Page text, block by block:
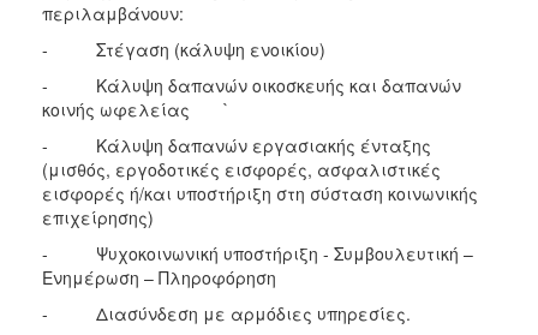
Ισότητα
των
Φύλων
Υγεία
Αυτόματοι
Απινιδωτές
περιλαμβάνουν:
- Στέγαση (κάλυψη ενοικίου)
- Κάλυψη δαπανών οικοσκευής και δαπανών
κοινής ωφελείας `
- Κάλυψη δαπανών εργασιακής ένταξης
(μισθός, εργοδοτικές εισφορές, ασφαλιστικές
εισφορές ή/και υποστήριξη στη σύσταση κοινωνικής
επιχείρησης)
- Ψυχοκοινωνική υποστήριξη - Συμβουλευτική –
Ενημέρωση – Πληροφόρηση
- Διασύνδεση με αρμόδιες υπηρεσίες.